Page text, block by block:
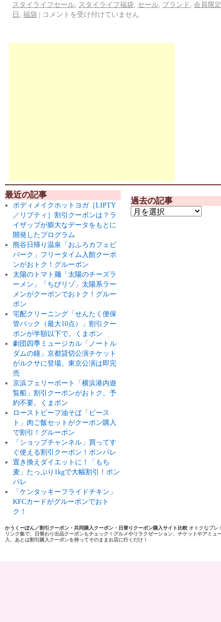
スタイライフセール
スタイライフ福袋 セール ブランド
会員限定
日
福袋 | コメントを受け付けていません
最近の記事
ボディメイクホットヨガ［LIPTY
／リプティ］割引クーポンは？ラ
イザップが膨大なデータをもとに
開発したプログラム
熊谷日帰り温泉「おふろカフェビ
バーク」フリータイム入館クーポ
ンがおトク！グルーポン
太陽のトマト麺「太陽のチーズラ
ーメン」「ちびリゾ」太陽系ラー
メンがクーポンでおトク！グルー
ポン
宅配クリーニング「せんたく便保
管パック（最大10点）」割引クー
ポンが半額以下で。くまポン
劇団四季ミュージカル「ノートル
ダムの鐘」京都貸切公演チケット
がルクサに登場。東京公演は即完
売
京浜フェリーボート「横浜港内遊
覧船」割引クーポンがおトク。予
約不要。くまポン
ローストビーフ油そば「ビース
ト」肉ご飯セットがクーポン購入
で割引！グルーポン
「ショップチャンネル」買ってす
ぐ使える割引クーポン！ポンパレ
置き換えダイエットに！「もち
麦」たっぷり1kgで大幅割引！ポン
パレ
「ケンタッキーフライドチキン」
KFCカードがグルーポンでおト
ク！
過去の記事
かうくーぽん／割引クーポン・共同購入クーポン・日替りクーポン購入サイト比較 オトクなプレ
リンク集で、日替わり出品クーポンもチェック！グルメやリラクゼーション、チケットやアミ
入、あとは割引購入クーポンを持ってそのままお店に行くだけ！